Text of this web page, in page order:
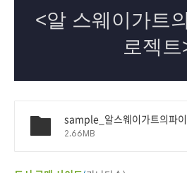
sample_알스웨이가트의파
2.66MB